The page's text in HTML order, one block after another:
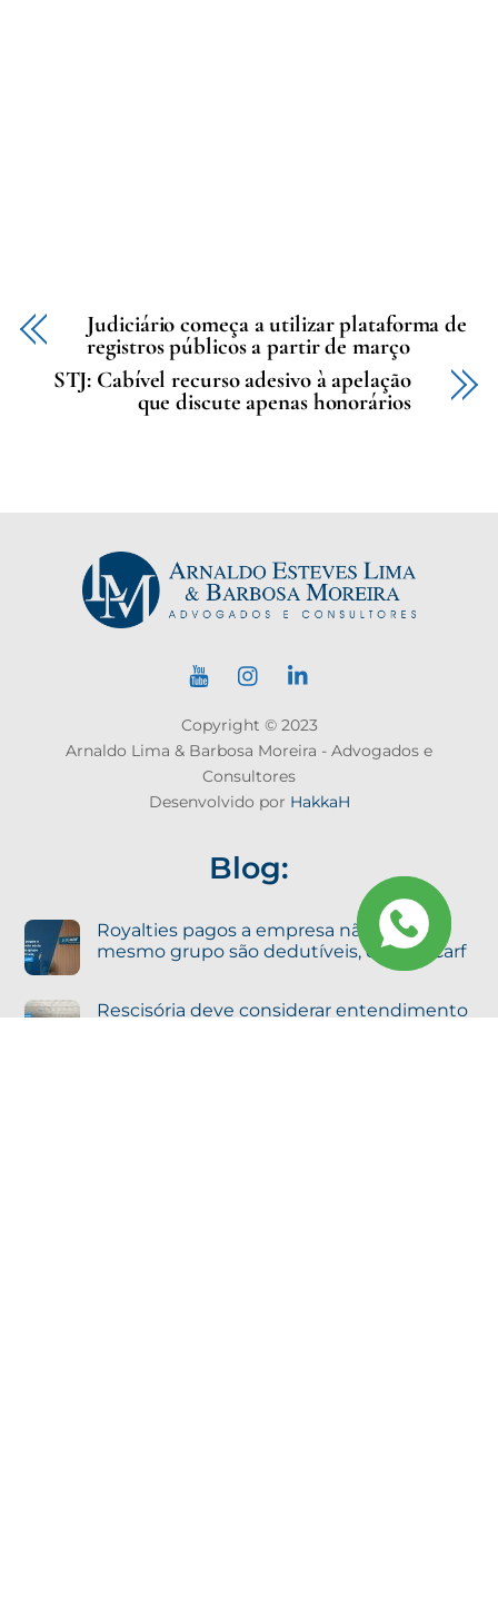
Judiciário começa a utilizar plataforma de
registros públicos a partir de março
STJ: Cabível recurso adesivo à apelação
que discute apenas honorários
Copyright © 2023
Arnaldo Lima & Barbosa Moreira - Advogados e
Consultores
Desenvolvido por HakkaH
Blog:
Royalties pagos a empresa não sócia do
mesmo grupo são dedutíveis, decide Carf
Rescisória deve considerar entendimento